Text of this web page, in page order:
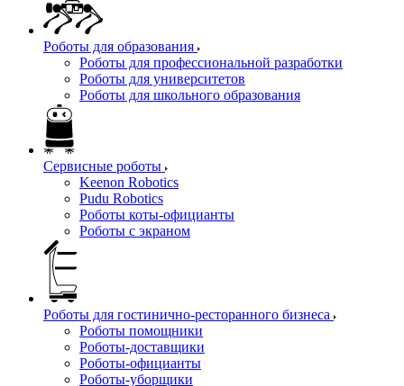
Роботы для образования
Роботы для профессиональной разработки
Роботы для университетов
Роботы для школьного образования
Сервисные роботы
Keenon Robotics
Pudu Robotics
Роботы коты-официанты
Роботы с экраном
Роботы для гостинично-ресторанного бизнеса
Роботы помощники
Роботы-доставщики
Роботы-официанты
Роботы-уборщики